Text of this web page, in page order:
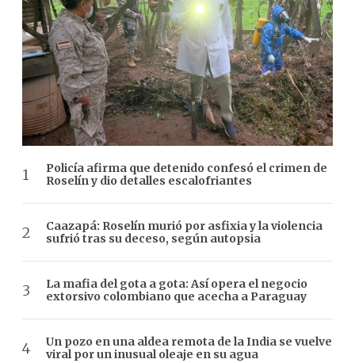
Policía afirma que detenido confesó el crimen de
Roselín y dio detalles escalofriantes
Caazapá: Roselín murió por asfixia y la violencia
sufrió tras su deceso, según autopsia
La mafia del gota a gota: Así opera el negocio
extorsivo colombiano que acecha a Paraguay
Un pozo en una aldea remota de la India se vuelve
viral por un inusual oleaje en su agua